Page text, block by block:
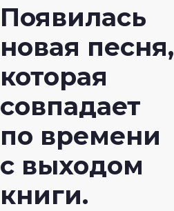
Появилась
новая песня,
которая
совпадает
по времени
с выходом
книги.